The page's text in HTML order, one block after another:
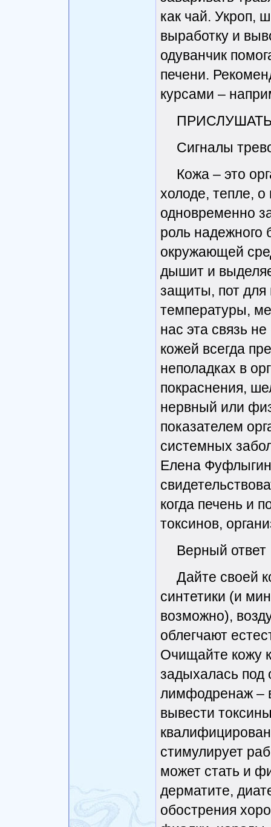
как чай. Укроп,
выработку и
одуванчик
печени.
курсами –
Сигналы
Кожа – это
холоде, тепле,
одновременно
роль надежного
окружающей
дышит и
защиты, пот для
температуры,
нас эта связь
кожей всегда
неполадках в
покраснения,
нервный или
показателем
системных
Елена
когда печень и
токсинов,
Верный ответ
Дайте своей
синтетики (и
возможно),
облегчают
Очищайте кожу
задыхалась под
лимфодренаж –
вывести
стимулирует
может стать и
дерматите,
обострения